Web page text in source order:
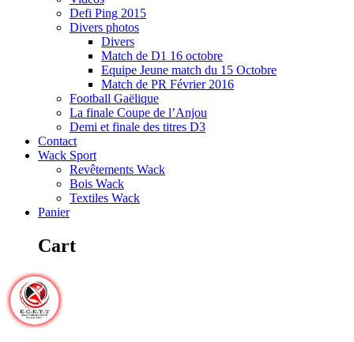
Defi Ping 2015
Divers photos
Divers
Match de D1 16 octobre
Equipe Jeune match du 15 Octobre
Match de PR Février 2016
Football Gaëlique
La finale Coupe de l’Anjou
Demi et finale des titres D3
Contact
Wack Sport
Revêtements Wack
Bois Wack
Textiles Wack
Panier
Cart